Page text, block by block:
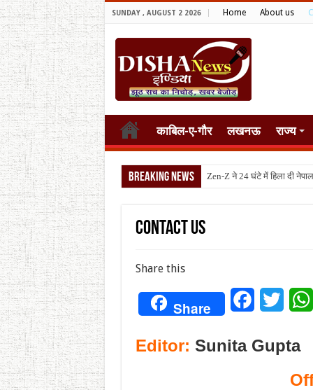
SUNDAY , AUGUST 2 2026 Home About us
काबिल-ए-गौर लखनऊ राज्य
Breaking News टैरि
Contact us
Share this
Share Facebook
Editor: Sunita Gupta